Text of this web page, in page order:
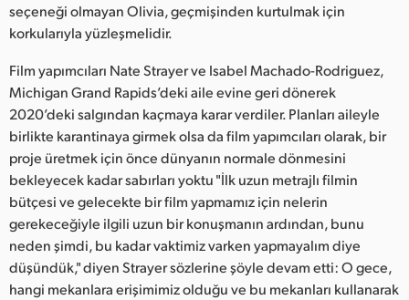
Poland
Singapore
South Africa
Spain
Sweden
Chinese Taipei
Turkey
seçeneği olmayan Olivia, geçmişinden kurtulmak için
korkularıyla yüzleşmelidir.
Film yapımcıları Nate Strayer ve Isabel Machado-Rodriguez,
Michigan Grand Rapids’deki aile evine geri dönerek
2020’deki salgından kaçmaya karar verdiler. Planları aileyle
birlikte karantinaya girmek olsa da film yapımcıları olarak, bir
proje üretmek için önce dünyanın normale dönmesini
bekleyecek kadar sabırları yoktu "İlk uzun metrajlı filmin
bütçesi ve gelecekte bir film yapmamız için nelerin
gerekeceğiyle ilgili uzun bir konuşmanın ardından, bunu
neden şimdi, bu kadar vaktimiz varken yapmayalım diye
düşündük," diyen Strayer sözlerine şöyle devam etti: O gece,
hangi mekanlara erişimimiz olduğu ve bu mekanları kullanarak